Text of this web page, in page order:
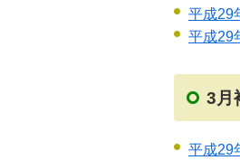
平成29
平成29
3月
平成29